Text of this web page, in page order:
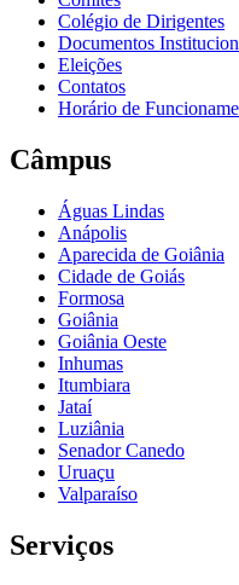
Colégio de Dirigentes
Documentos
Eleições
Contatos
Horário de
Câmpus
Águas Lindas
Anápolis
Aparecida de Goiânia
Cidade de Goiás
Formosa
Goiânia
Goiânia Oeste
Inhumas
Itumbiara
Jataí
Luziânia
Senador Canedo
Uruaçu
Valparaíso
Serviços